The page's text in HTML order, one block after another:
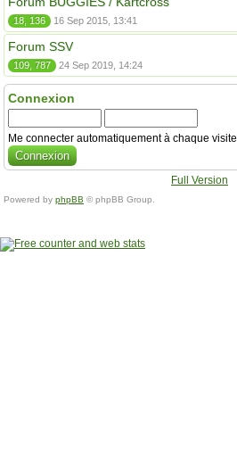
18, 136 16 Sep 2015, 13:41
Forum SSV
109, 787 24 Sep 2019, 14:24
Connexion
Me connecter automatiquement à chaque visite
Full Version
Powered by phpBB © phpBB Group.